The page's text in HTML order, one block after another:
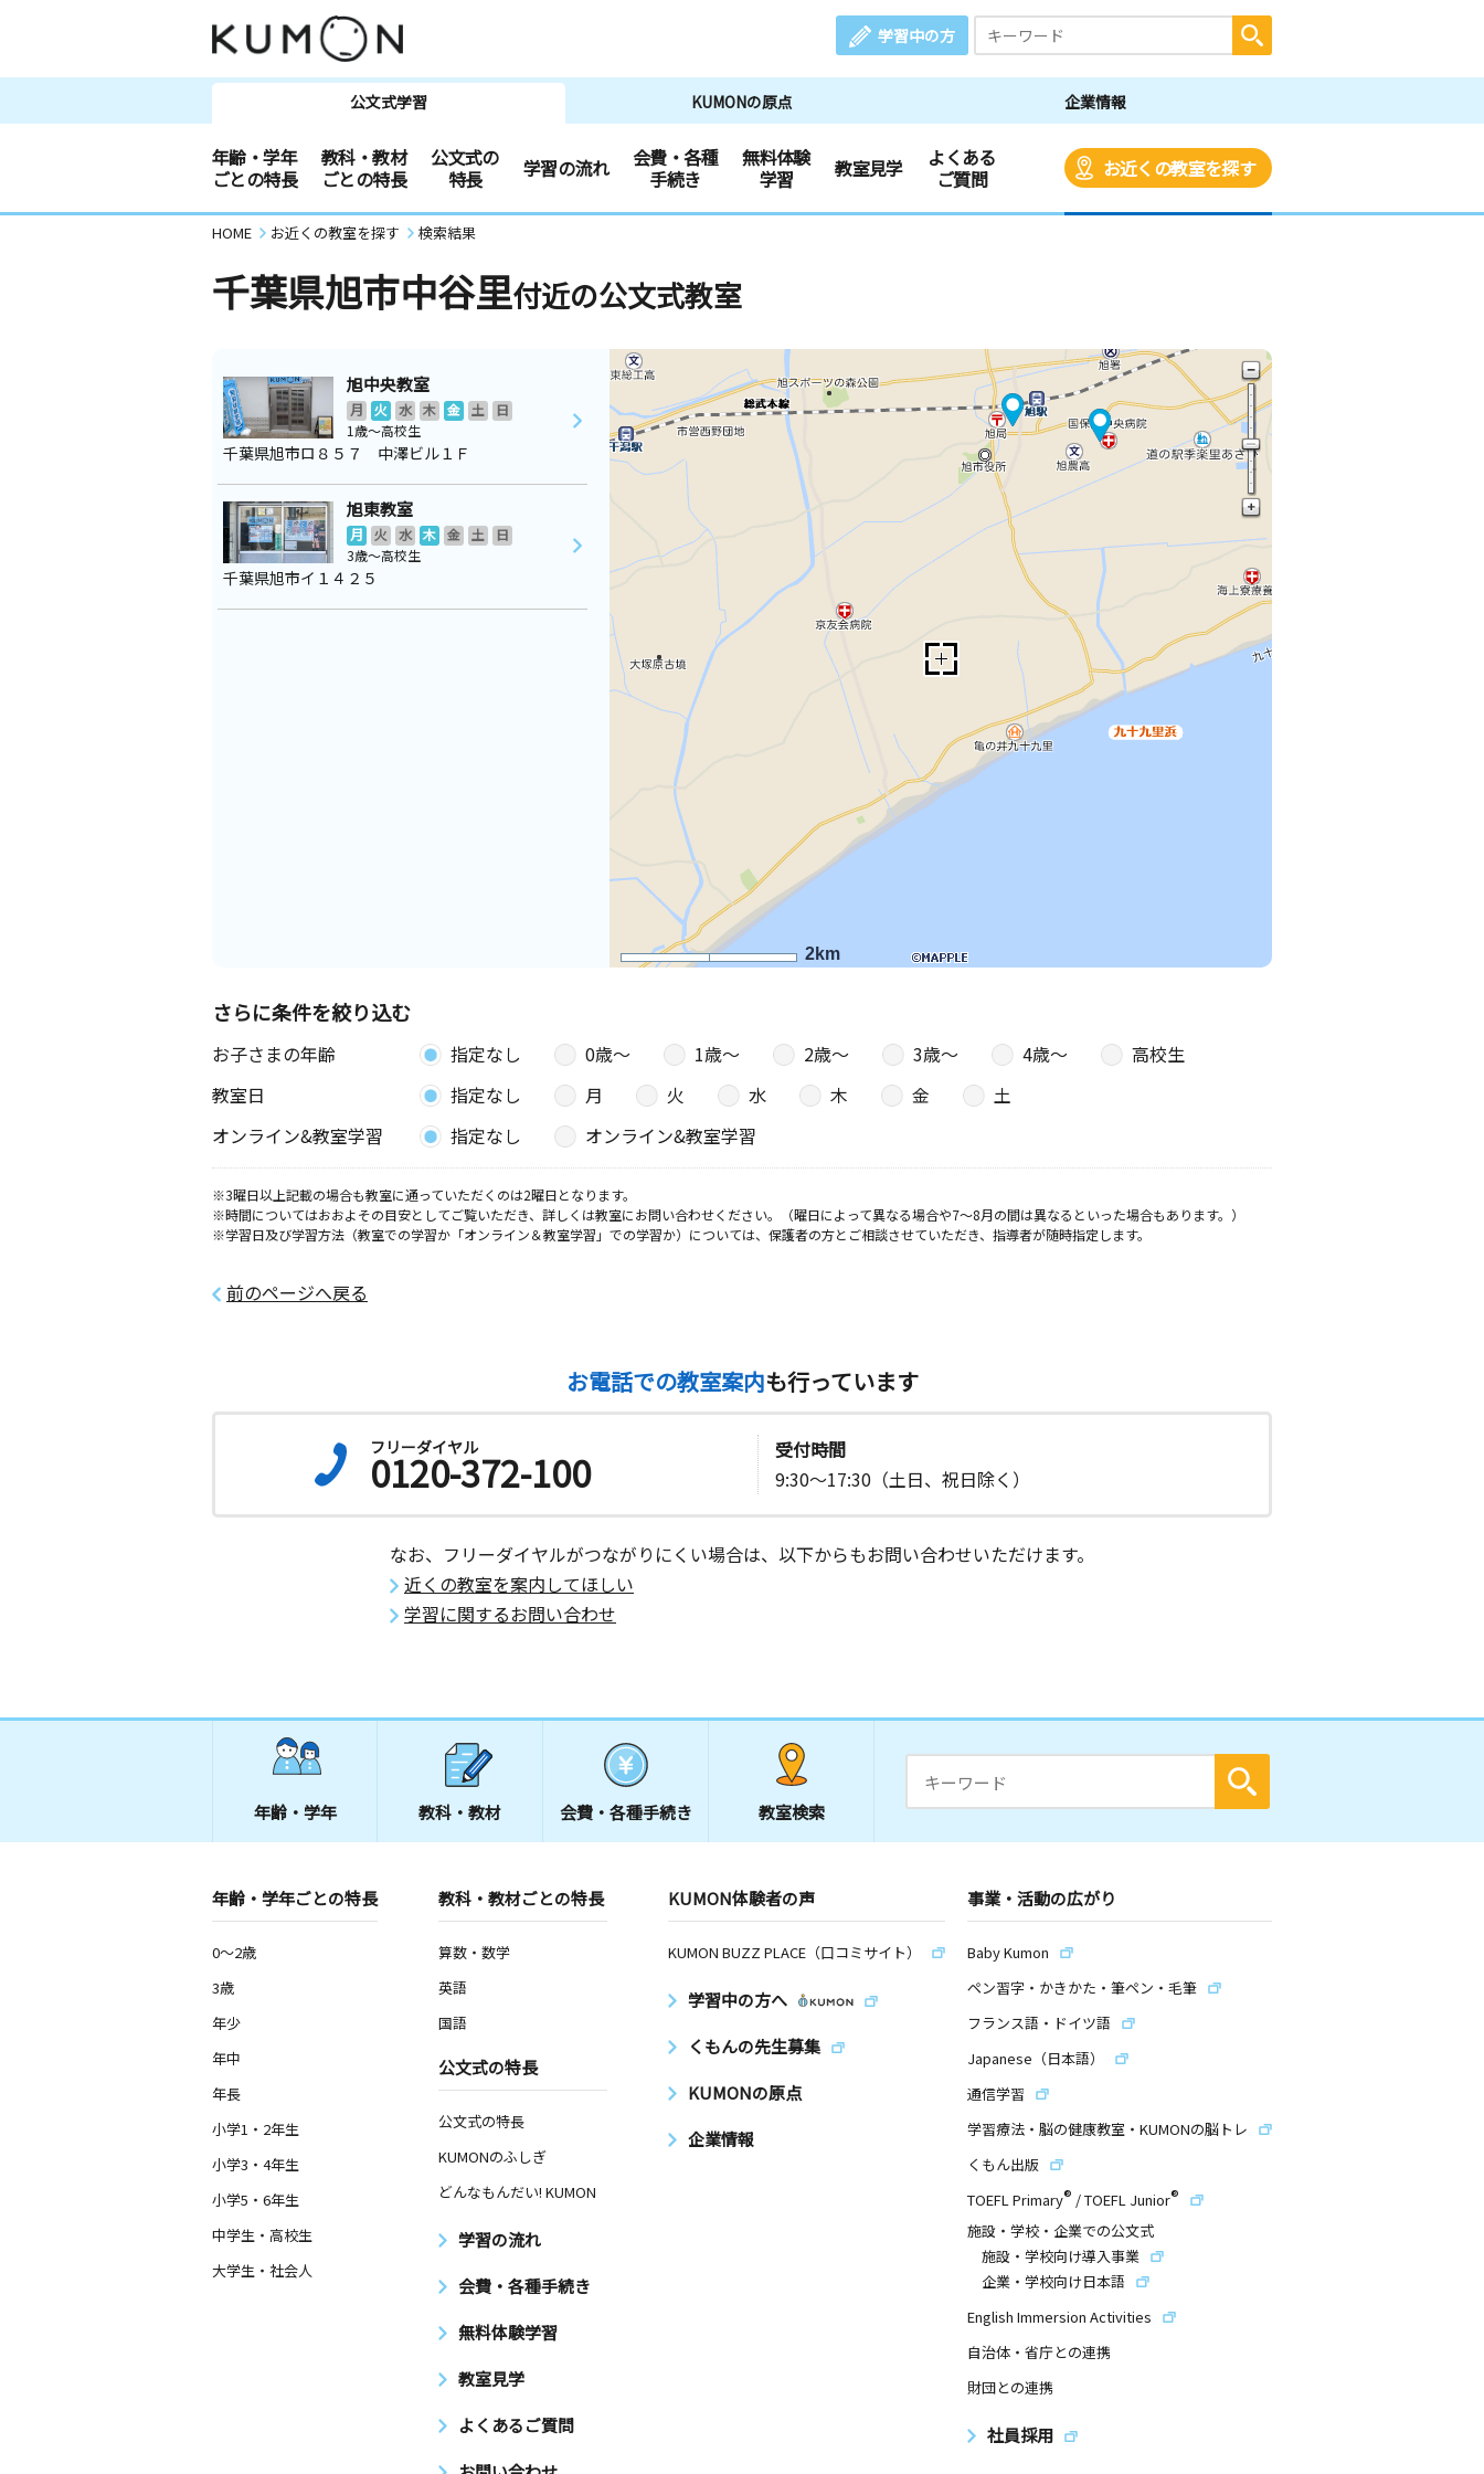
学習中の方
公文式学習 KUMONの原点 企業情報
年齢・学年
ごとの特長
教科・教材
ごとの特長
公文式の
特長
学習の流れ
会費・各種
手続き
無料体験
学習
教室見学
よくある
ご質問
お近くの教室を探す
HOME お近くの教室を探す 検索結果
千葉県旭市中谷里付近の公文式教室
2km
旭中央教室
月 火 水 木 金 土
日
1歳～高校生
千葉県旭市ロ８５７ 中澤ビル１Ｆ
旭東教室
月 火 水 木 金 土
日
3歳～高校生
千葉県旭市イ１４２５
さらに条件を絞り込む
お子さまの年齢 指定なし 0歳〜 1歳〜 2歳〜 3歳〜 4歳〜
高校生
教室日
指定なし 月 火 水 木 金
土
オンライン&教室学習
指定なし オンライン&教室学習
※3曜日以上記載の場合も教室に通っていただくのは2曜日となります。
※時間についてはおおよその目安としてご覧いただき、詳しくは教室にお問い合わせください。（曜日によって異なる場合や7～8月の間は異なるといった場合もあります。）
※学習日及び学習方法（教室での学習か「オンライン＆教室学習」での学習か）については、保護者の方とご相談させていただき、指導者が随時指定します。
前のページへ戻る
お電話での教室案内も行っています
フリーダイヤル
0120-372-100
受付時間
9:30～17:30（土日、祝日除く）
なお、フリーダイヤルがつながりにくい場合は、以下からもお問い合わせいただけます。
近くの教室を案内してほしい
学習に関するお問い合わせ
年齢・学年 教科・教材 会費・ 各種手続き 教室検索
年齢・学年ごとの特長
0～2歳
3歳
年少
年中
年長
小学1・2年生
小学3・4年生
小学5・6年生
中学生・高校生
大学生・社会人
教科・教材ごとの特長
算数・数学
英語
国語
公文式の特長
公文式の特長
KUMONのふしぎ
どんなもんだい! KUMON
学習の流れ
会費・各種手続き
無料体験学習
教室見学
よくあるご質問
KUMON体験者の声
KUMON BUZZ PLACE（口コミサイト）
学習中の方へ
くもんの先生募集
KUMONの原点
企業情報
事業・活動の広がり
Baby Kumon
ペン習字・かきかた・筆ペン・毛筆
フランス語・ドイツ語
Japanese（日本語）
通信学習
学習療法・脳の健康教室・KUMONの脳トレ
くもん出版
TOEFL Primary® /TOEFL Junior®
施設・学校・企業での公文式
施設・学校向け導入事業
企業・学校向け日本語
English Immersion Activities
自治体・省庁との連携
財団との連携
社員採用